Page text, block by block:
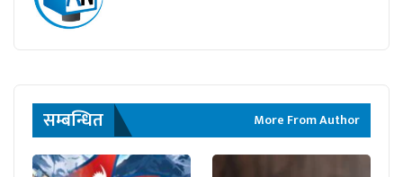
सम्बन्धित More From Author